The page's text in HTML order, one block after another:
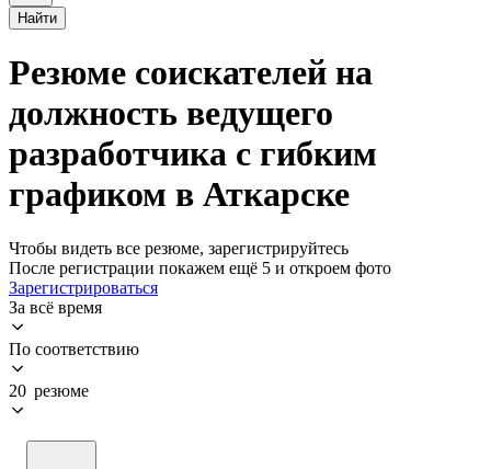
Найти
Резюме соискателей на
должность ведущего
разработчика с гибким
графиком в Аткарске
Чтобы видеть все резюме, зарегистрируйтесь
После регистрации покажем ещё 5 и откроем фото
Зарегистрироваться
За всё время
По соответствию
20 резюме